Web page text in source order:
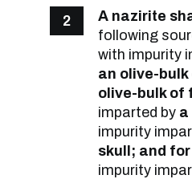
2 A nazirite
following
with impurity
an olive-
olive-bulk of
imparted by a
impurity
skull; and for
impurity